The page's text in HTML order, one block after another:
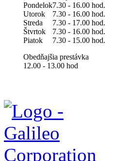
Pondelok7.30 - 16.00 hod.
Utorok
7.30 - 16.00 hod.
Streda
7.30 - 17.00 hod.
Štvrtok
7.30 - 16.00 hod.
Piatok
7.30 - 15.00 hod.
Obedňajšia prestávka
12.00 - 13.00 hod